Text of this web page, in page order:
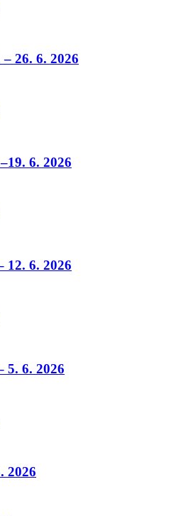
26. 6. 2026
6. 2026
6. 2026
6. 2026
2026